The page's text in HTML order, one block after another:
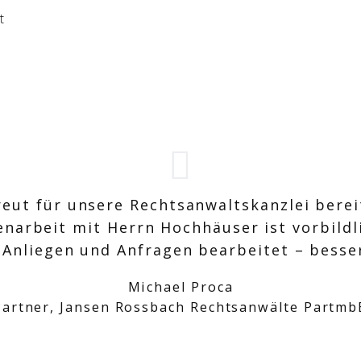
für unsere Rechtsanwaltskanzlei
mit Herrn Hochhäuser ist
und Anfragen bearbeitet –
Michael Proca
Jansen Rossbach Rechtsanwälte